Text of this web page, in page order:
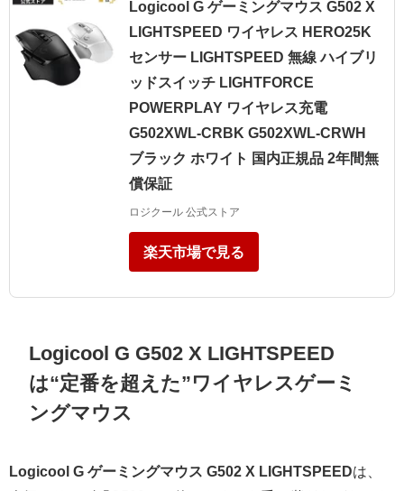
Logicool G ゲーミングマウス G502 X
LIGHTSPEED ワイヤレス HERO25K
センサー LIGHTSPEED 無線 ハイブリ
ッドスイッチ LIGHTFORCE
POWERPLAY ワイヤレス充電
G502XWL-CRBK G502XWL-CRWH
ブラック ホワイト 国内正規品 2年間無
償保証
ロジクール 公式ストア
楽天市場で見る
Logicool G G502 X LIGHTSPEED
は“定番を超えた”ワイヤレスゲーミ
ングマウス
Logicool G ゲーミングマウス G502 X LIGHTSPEEDは、